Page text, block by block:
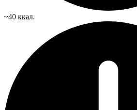
~40 ккал.